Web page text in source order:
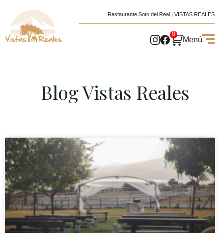
Restaurante Soto del Real | VISTAS REALES
0
Menú
Blog Vistas Reales